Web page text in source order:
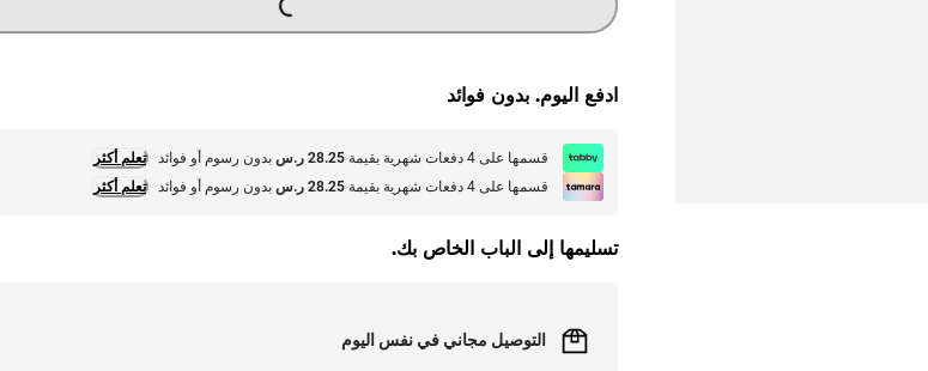
G
.
ادفع اليوم. بدون فوائد
قسمها على 4 دفعات شهرية بقيمة 28.25 ر.س بدون رسوم أو فوائد
تعلم أكثر
قسمها على 4 دفعات شهرية بقيمة
28.25 ر.س بدون رسوم أو فوائد تعلم أكثر
تسليمها إلى الباب الخاص بك.
التوصيل مجاني في نفس اليوم